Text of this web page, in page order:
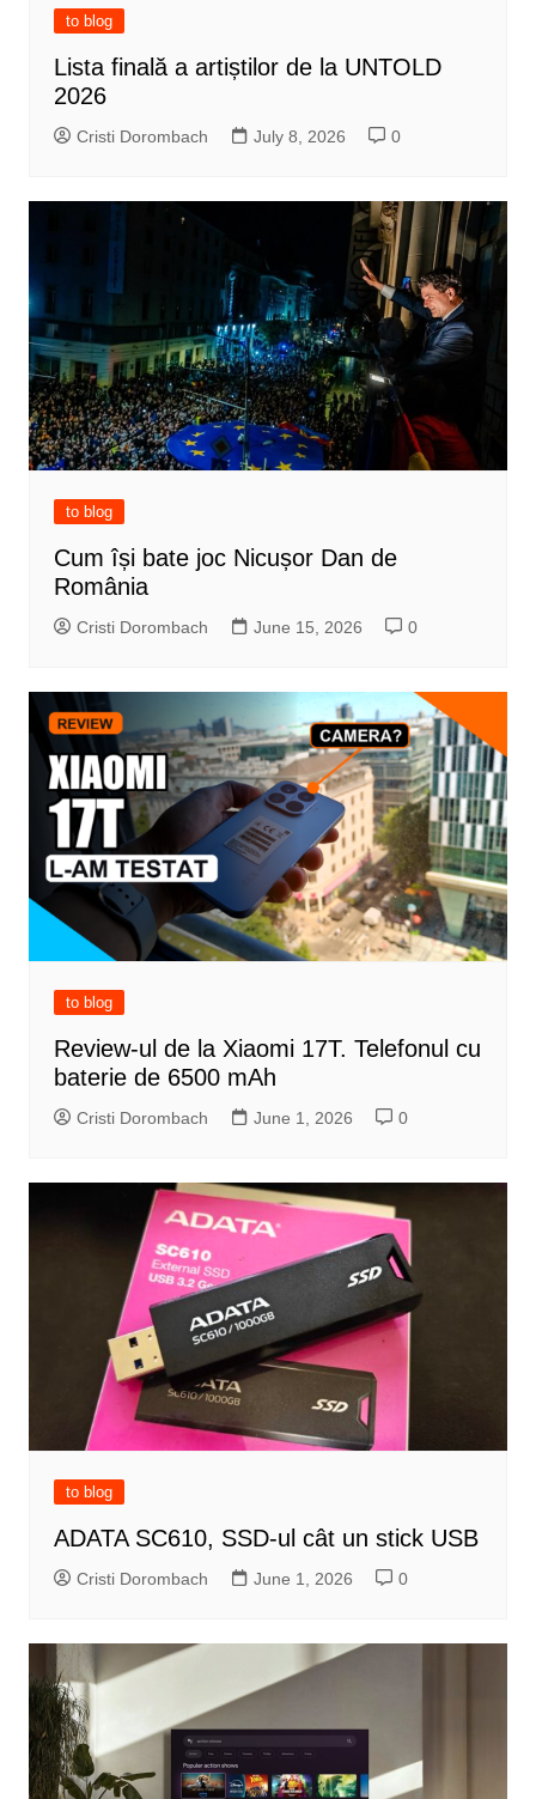
to blog
Lista finală a artiștilor de la UNTOLD
2026
Cristi Dorombach July 8, 2026 0
to blog
Cum își bate joc Nicușor Dan de
România
Cristi Dorombach June 15, 2026 0
to blog
Review-ul de la Xiaomi 17T. Telefonul cu
baterie de 6500 mAh
Cristi Dorombach June 1, 2026 0
to blog
ADATA SC610, SSD-ul cât un stick USB
Cristi Dorombach June 1, 2026 0